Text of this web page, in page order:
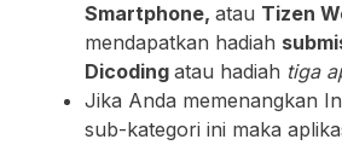
Smartphone, atau Tizen
mendapatkan hadiah
Dicoding atau hadiah tiga
Jika Anda memenangkan
sub-kategori ini maka